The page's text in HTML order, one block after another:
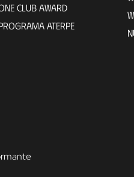
CLUB AWARD
ATERPE